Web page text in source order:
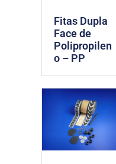
Fitas Dupla
Face de
Polipropilen
o – PP